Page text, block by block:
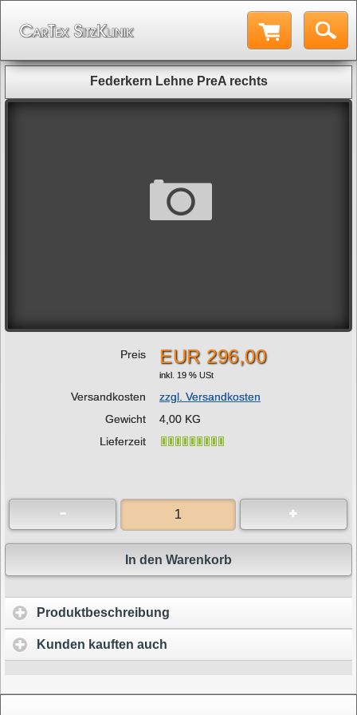
Federkern Lehne PreA rechts
Preis EUR 296,00
inkl. 19 % USt
Versandkosten
zzgl. Versandkosten
Gewicht
4,00 KG
Lieferzeit
In den Warenkorb
Produktbeschreibung
Kunden kauften auch